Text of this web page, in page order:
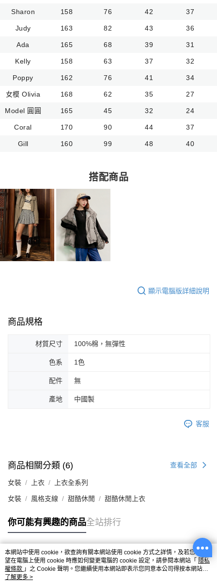
Sharon 158 76 42 37
Judy 163 82 43 36
Ada 165 68 39 31
Kelly 158 63 37 32
Poppy 162 76 41 34
女模 Olivia 168 62 35 27
Model 圓圓 165 45 32 24
Coral 170 90 44 37
Gill 160 99 48 40
搭配商品
顯示電腦版詳細說明
商品規格
材質尺寸 100%棉，無彈性
色系 1色
配件 無
產地 中國製
客服
商品相關分類 (6) 查看全部
女裝 上衣 上衣全系列
女裝 風格支線 甜酷休閒 甜酷休閒上衣
你可能有興趣的商品全站排行
熱門標籤
本網站中使用 cookie，欲查詢有關本網站使用 cookie 方式之詳情，及若您不希
望在電腦上使用 cookie 時應如何變更電腦的 cookie 設定，請參閱本網站「 隱私
權條款 」之 Cookie 聲明。您繼續使用本網站即表示您同意本公司得按本網站使
用條款之 Cookie 聲明使用 cookie。
了解更多 >